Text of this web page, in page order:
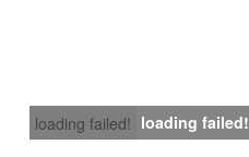
loading failed! loading failed!